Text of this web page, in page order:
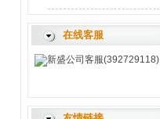
在线客服
新盛公司客服(392729118)